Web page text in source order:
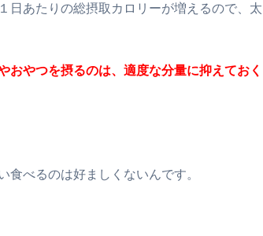
日あたりの総摂取カロリーが増えるので、太
おやつを摂るのは、適度な分量に抑えておく
食べるのは好ましくないんです。